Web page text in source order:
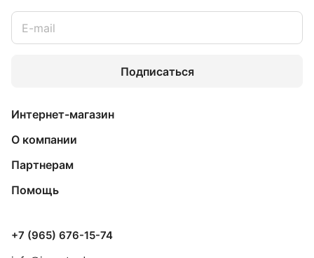
Подписаться
Интернет-магазин
О компании
Партнерам
Помощь
+7 (965) 676-15-74